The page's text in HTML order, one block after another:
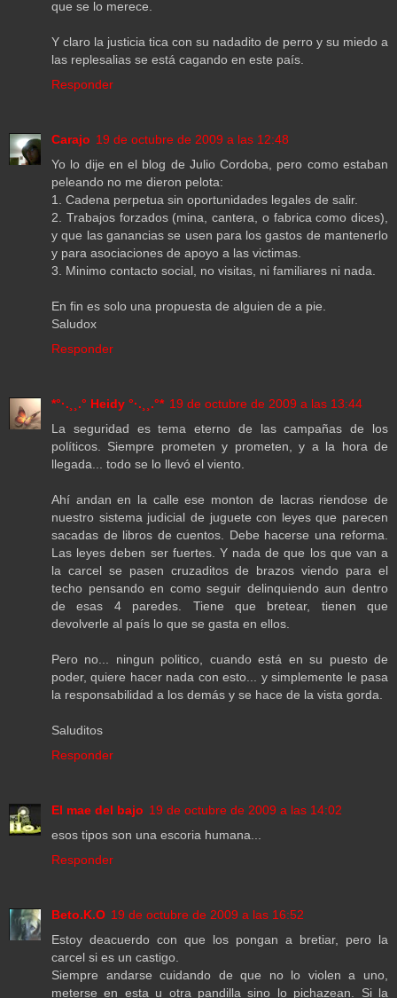
que se lo merece.
Y claro la justicia tica con su nadadito de perro y su miedo a
las replesalias se está cagando en este país.
Responder
Carajo 19 de octubre de 2009 a las 12:48
Yo lo dije en el blog de Julio Cordoba, pero como estaban
peleando no me dieron pelota:
1. Cadena perpetua sin oportunidades legales de salir.
2. Trabajos forzados (mina, cantera, o fabrica como dices),
y que las ganancias se usen para los gastos de mantenerlo
y para asociaciones de apoyo a las victimas.
3. Minimo contacto social, no visitas, ni familiares ni nada.
En fin es solo una propuesta de alguien de a pie.
Saludox
Responder
*°·.¸¸.° Heidy °·.¸¸.°* 19 de octubre de 2009 a las 13:44
La seguridad es tema eterno de las campañas de los
políticos. Siempre prometen y prometen, y a la hora de
llegada... todo se lo llevó el viento.
Ahí andan en la calle ese monton de lacras riendose de
nuestro sistema judicial de juguete con leyes que parecen
sacadas de libros de cuentos. Debe hacerse una reforma.
Las leyes deben ser fuertes. Y nada de que los que van a
la carcel se pasen cruzaditos de brazos viendo para el
techo pensando en como seguir delinquiendo aun dentro
de esas 4 paredes. Tiene que bretear, tienen que
devolverle al país lo que se gasta en ellos.
Pero no... ningun politico, cuando está en su puesto de
poder, quiere hacer nada con esto... y simplemente le pasa
la responsabilidad a los demás y se hace de la vista gorda.
Saluditos
Responder
El mae del bajo 19 de octubre de 2009 a las 14:02
esos tipos son una escoria humana...
Responder
Beto.K.O 19 de octubre de 2009 a las 16:52
Estoy deacuerdo con que los pongan a bretiar, pero la
carcel si es un castigo.
Siempre andarse cuidando de que no lo violen a uno,
meterse en esta u otra pandilla sino lo pichazean. Si la